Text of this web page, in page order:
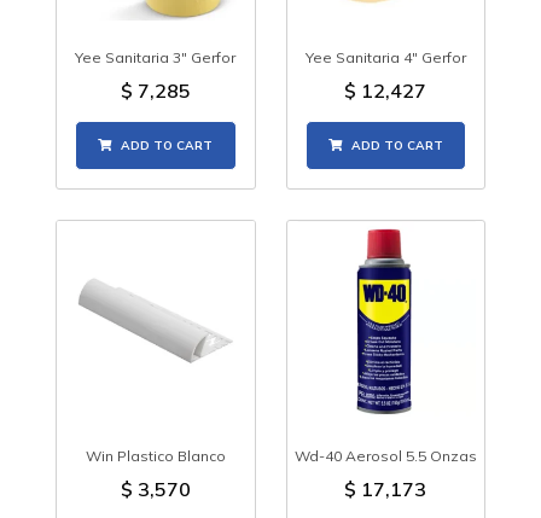
Yee Sanitaria 3" Gerfor
$ 7,285
ADD TO CART
Yee Sanitaria 4" Gerfor
$ 12,427
ADD TO CART
Win Plastico Blanco
$ 3,570
Wd-40 Aerosol 5.5 Onzas
$ 17,173